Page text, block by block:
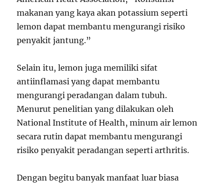
makanan yang kaya akan potassium seperti
lemon dapat membantu mengurangi risiko
penyakit jantung.”
Selain itu, lemon juga memiliki sifat
antiinflamasi yang dapat membantu
mengurangi peradangan dalam tubuh.
Menurut penelitian yang dilakukan oleh
National Institute of Health, minum air lemon
secara rutin dapat membantu mengurangi
risiko penyakit peradangan seperti arthritis.
Dengan begitu banyak manfaat luar biasa